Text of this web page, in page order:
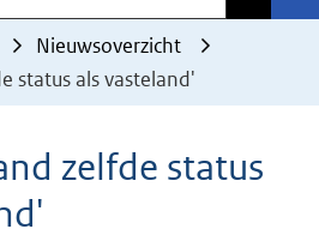
Nieuwsoverzicht
status als vasteland'
zelfde status